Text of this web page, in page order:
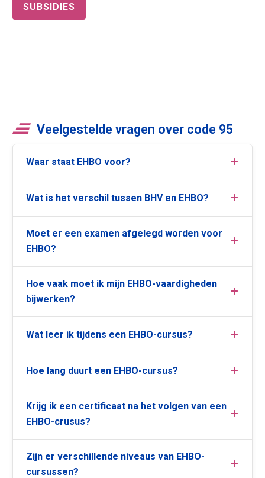
SUBSIDIES
Veelgestelde vragen over code 95
Waar staat EHBO voor?
Wat is het verschil tussen BHV en EHBO?
Moet er een examen afgelegd worden voor
EHBO?
Hoe vaak moet ik mijn EHBO-vaardigheden
bijwerken?
Wat leer ik tijdens een EHBO-cursus?
Hoe lang duurt een EHBO-cursus?
Krijg ik een certificaat na het volgen van een
EHBO-crusus?
Zijn er verschillende niveaus van EHBO-
cursussen?